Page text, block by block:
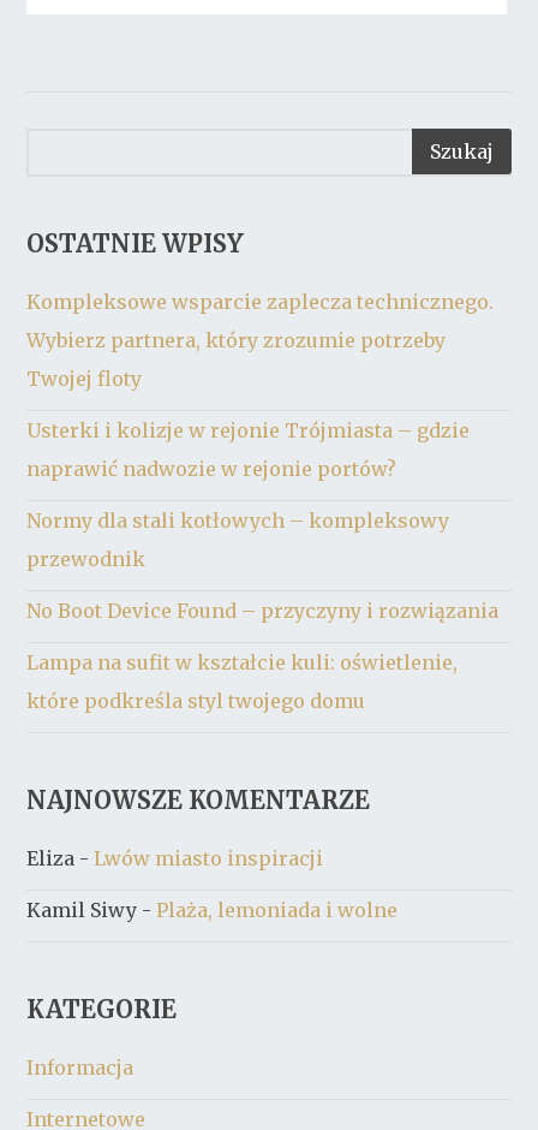
OSTATNIE WPISY
Kompleksowe wsparcie zaplecza technicznego.
Wybierz partnera, który zrozumie potrzeby
Twojej floty
Usterki i kolizje w rejonie Trójmiasta – gdzie
naprawić nadwozie w rejonie portów?
Normy dla stali kotłowych – kompleksowy
przewodnik
No Boot Device Found – przyczyny i rozwiązania
Lampa na sufit w kształcie kuli: oświetlenie,
które podkreśla styl twojego domu
NAJNOWSZE KOMENTARZE
Eliza -Lwów miasto inspiracji
Kamil Siwy -Plaża, lemoniada i wolne
KATEGORIE
Informacja
Internetowe